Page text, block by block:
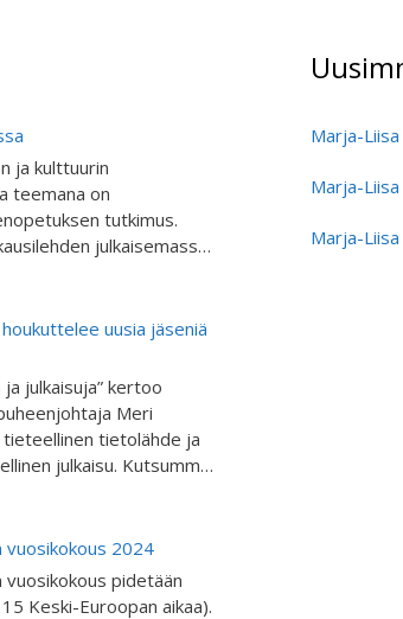
ja kulttuurin
teemana on
tutkimus.
julkaisemassa
ja vähemmistöjen
kirjoittamaan
kieltenopetuksen
“Giella
Aikio, FT Berit-
Pigga
opetusta
metodeja
opetuksessa
Kieliasenteita
uusia jäseniä
julkaisuja” kertoo
Meri
tieteellinen tietolähde ja
julkaisu. Kutsumme
kielen ja
vuosikokous 2024
pidetään
Keski-Euroopan aikaa).
Marja-
Marja-Liisa
Marja-